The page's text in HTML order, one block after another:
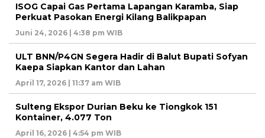
ISOG Capai Gas Pertama Lapangan Karamba, Siap
Perkuat Pasokan Energi Kilang Balikpapan
Juni 24, 2026 | 4:38 pm WIB
ULT BNN/P4GN Segera Hadir di Balut Bupati Sofyan
Kaepa Siapkan Kantor dan Lahan
April 17, 2026 | 11:37 am WIB
Sulteng Ekspor Durian Beku ke Tiongkok 151
Kontainer, 4.077 Ton
April 16, 2026 | 4:54 pm WIB